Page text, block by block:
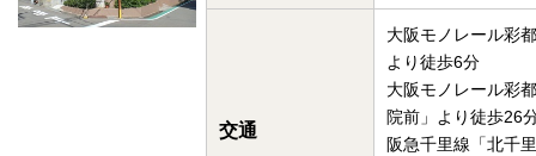
交通
大阪モノレール彩
より徒歩6分
大阪モノレール彩
院前」より徒歩26
阪急千里線「北千